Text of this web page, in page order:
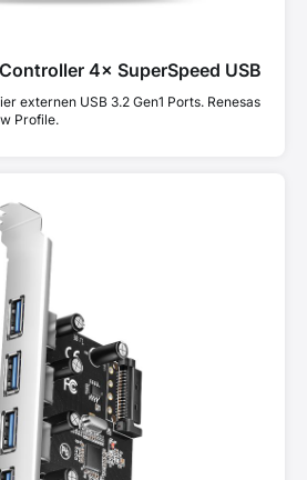
4× SuperSpeed USB
externen USB 3.2 Gen1 Ports. Renesas
Profile.